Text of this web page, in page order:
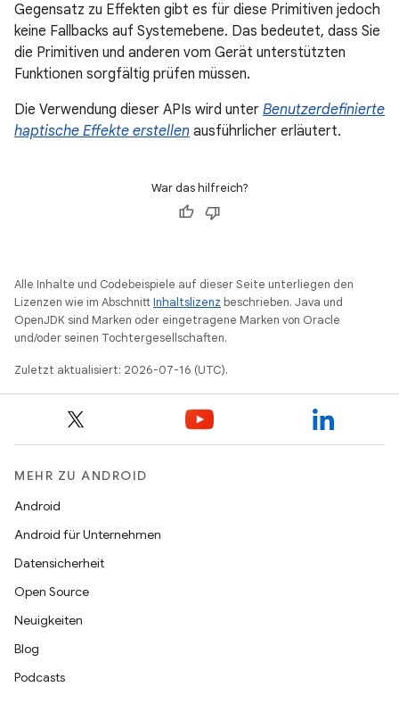
Gegensatz zu Effekten gibt es für diese Primitiven jedoch
keine Fallbacks auf Systemebene. Das bedeutet, dass Sie
die Primitiven und anderen vom Gerät unterstützten
Funktionen sorgfältig prüfen müssen.
Die Verwendung dieser APIs wird unter Benutzerdefinierte
haptische Effekte erstellen ausführlicher erläutert.
War das hilfreich?
Alle Inhalte und Codebeispiele auf dieser Seite unterliegen den
Lizenzen wie im AbschnittInhaltslizenz beschrieben. Java und
OpenJDK sind Marken oder eingetragene Marken von Oracle
und/oder seinen Tochtergesellschaften.
Zuletzt aktualisiert: 2026-07-16 (UTC).
MEHR ZU ANDROID
Android
Android für Unternehmen
Datensicherheit
Open Source
Neuigkeiten
Blog
Podcasts